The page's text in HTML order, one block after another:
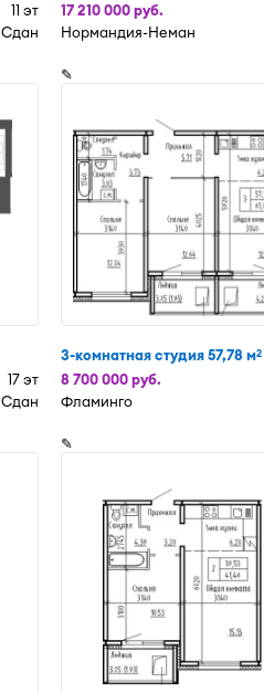
11 эт
Сдан
17 210 000 руб.
Нормандия-Неман
17 эт
Сдан
✎
3-комнатная студия 57,78 м2
8 700 000 руб.
Фламинго
✎